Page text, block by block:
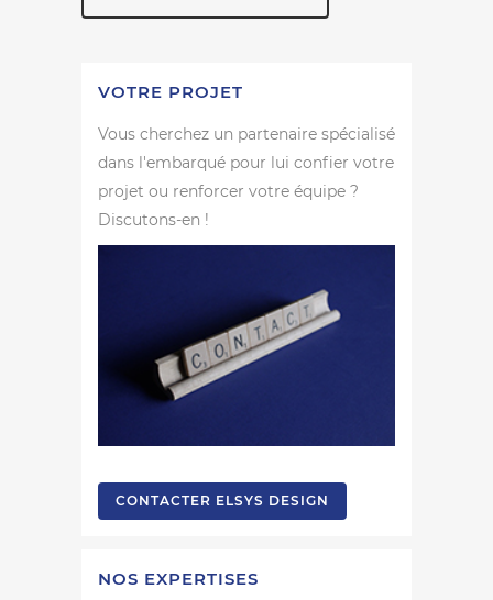
VOTRE PROJET
Vous cherchez un partenaire spécialisé
dans l'embarqué pour lui confier votre
projet ou renforcer votre équipe ?
Discutons-en !
CONTACTER ELSYS DESIGN
NOS EXPERTISES